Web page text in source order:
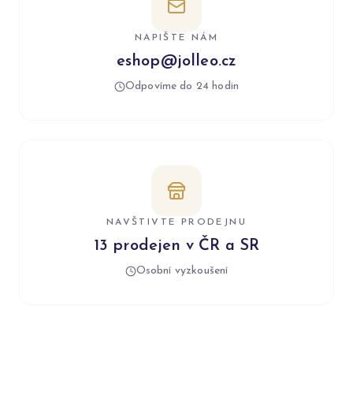
NAPIŠTE NÁM
eshop@jolleo.cz
Odpovíme do 24 hodin
NAVŠTIVTE PRODEJNU
13 prodejen v ČR a SR
Osobní vyzkoušení